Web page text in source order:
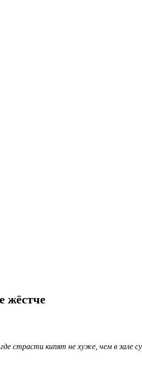
жёстче
страсти кипят не хуже, чем в зале